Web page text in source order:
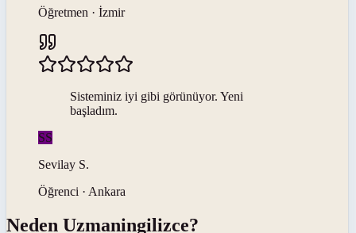
Öğretmen · İzmir
Sisteminiz iyi gibi görünüyor. Yeni
başladım.
SS
Sevilay S.
Öğrenci · Ankara
Neden Uzmaningilizce?